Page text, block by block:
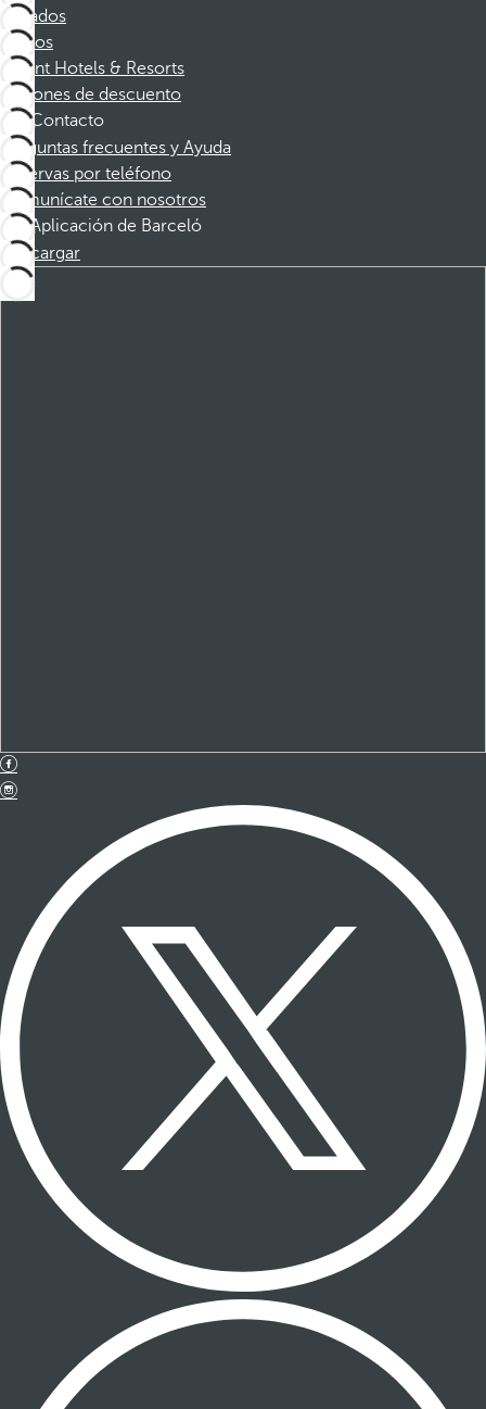
Afiliados
Socios
Dorint Hotels & Resorts
Cupones de descuento
Contacto
Preguntas frecuentes y Ayuda
Reservas por teléfono
Comunícate con nosotros
Aplicación de Barceló
Descargar